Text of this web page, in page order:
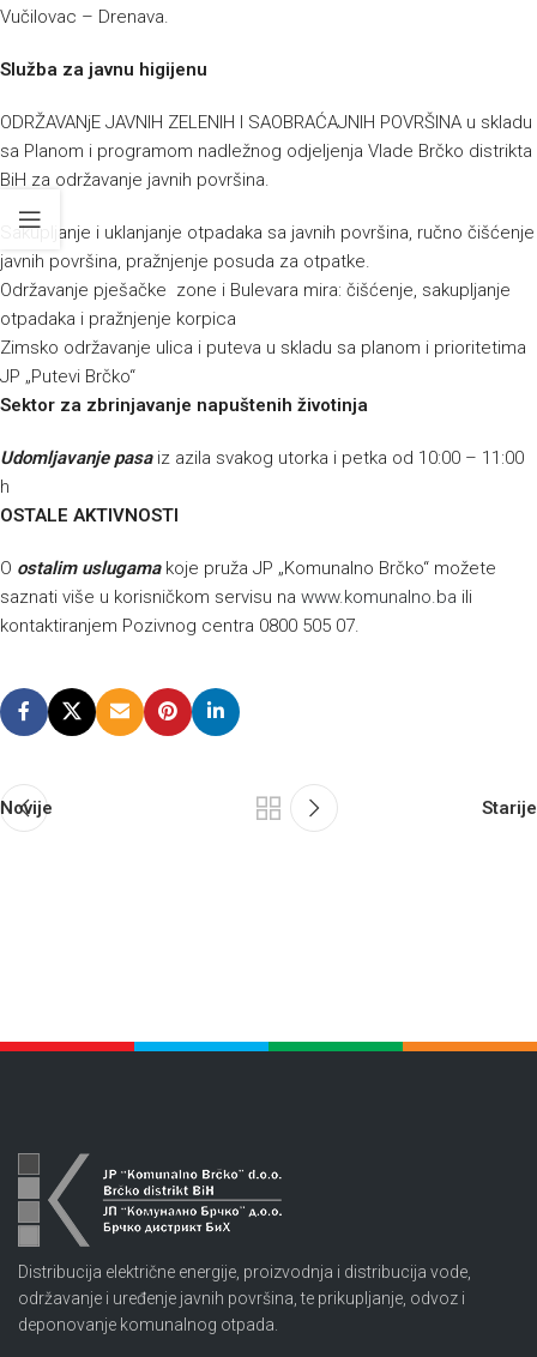
Vučilovac – Drenava.
Služba za javnu higijenu
ODRŽAVANjE JAVNIH ZELENIH I SAOBRAĆAJNIH POVRŠINA u skladu
sa Planom i programom nadležnog odjeljenja Vlade Brčko distrikta
BiH za održavanje javnih površina.
Sakupljanje i uklanjanje otpadaka sa javnih površina, ručno čišćenje
javnih površina, pražnjenje posuda za otpatke.
Održavanje pješačke zone i Bulevara mira: čišćenje, sakupljanje
otpadaka i pražnjenje korpica
Zimsko održavanje ulica i puteva u skladu sa planom i prioritetima
JP „Putevi Brčko“
Sektor za zbrinjavanje napuštenih životinja
Udomljavanje pasaiz azila svakog utorka i petka od 10:00 – 11:00
h
OSTALE AKTIVNOSTI
O ostalim uslugamakoje pruža JP „Komunalno Brčko“ možete
saznati više u korisničkom servisu na www.komunalno.ba ili
kontaktiranjem Pozivnog centra 0800 505 07.
Novije Starije
Distribucija električne energije, proizvodnja i distribucija vode,
održavanje i uređenje javnih površina, te prikupljanje, odvoz i
deponovanje komunalnog otpada.